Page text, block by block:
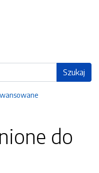
Szukaj
do